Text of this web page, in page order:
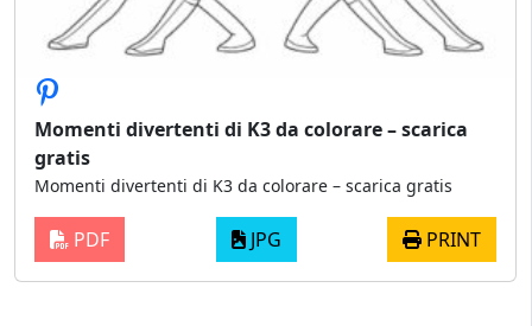
Momenti divertenti di K3 da colorare – scarica
gratis
Momenti divertenti di K3 da colorare – scarica gratis
PDF JPG PRINT